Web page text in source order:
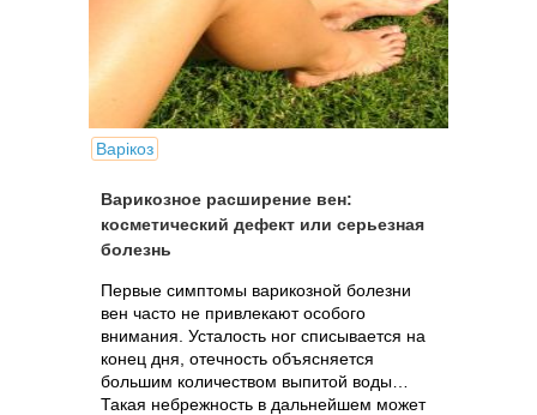
Варікоз
Варикозное расширение вен:
косметический дефект или серьезная
болезнь
Первые симптомы варикозной болезни
вен часто не привлекают особого
внимания. Усталость ног списывается на
конец дня, отечность объясняется
большим количеством выпитой воды…
Такая небрежность в дальнейшем может